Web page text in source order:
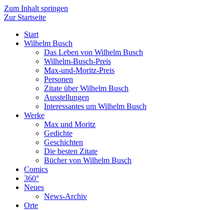
Zum Inhalt springen
Zur Startseite
Start
Wilhelm Busch
Das Leben von Wilhelm Busch
Wilhelm-Busch-Preis
Max-und-Moritz-Preis
Personen
Zitate über Wilhelm Busch
Ausstellungen
Interessantes um Wilhelm Busch
Werke
Max und Moritz
Gedichte
Geschichten
Die besten Zitate
Bücher von Wilhelm Busch
Comics
360°
Neues
News-Archiv
Orte